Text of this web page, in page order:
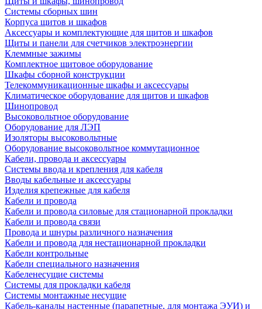
Системы сборных шин
Корпуса щитов и шкафов
Аксессуары и комплектующие для щитов и шкафов
Щиты и панели для счетчиков электроэнергии
Клеммные зажимы
Комплектное щитовое оборудование
Шкафы сборной конструкции
Телекоммуникационные шкафы и аксессуары
Климатическое оборудование для щитов и шкафов
Шинопровод
Высоковольтное оборудование
Оборудование для ЛЭП
Изоляторы высоковольтные
Оборудование высоковольтное коммутационное
Кабели, провода и аксессуары
Системы ввода и крепления для кабеля
Вводы кабельные и аксессуары
Изделия крепежные для кабеля
Кабели и провода
Кабели и провода силовые для стационарной прокладки
Кабели и провода связи
Провода и шнуры различного назначения
Кабели и провода для нестационарной прокладки
Кабели контрольные
Кабели специального назначения
Кабеленесущие системы
Системы для прокладки кабеля
Системы монтажные несущие
Кабель-каналы настенные (парапетные, для монтажа ЭУИ) и